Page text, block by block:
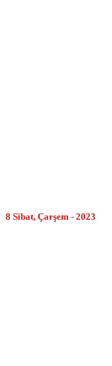
8 Sibat, Çarşem - 2023